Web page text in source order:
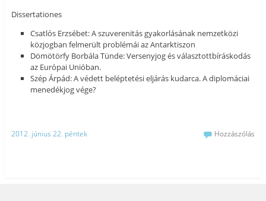
Dissertationes
Csatlós Erzsébet: A szuverenitás gyakorlásának nemzetközi
közjogban felmerült problémái az Antarktiszon
Dömötörfy Borbála Tünde: Versenyjog és választottbíráskodás
az Európai Unióban.
Szép Árpád: A védett beléptetési eljárás kudarca. A diplomáciai
menedékjog vége?
2012. június 22. péntek Hozzászólás